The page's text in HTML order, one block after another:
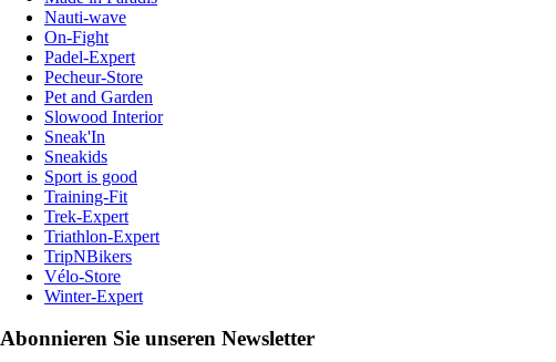
Nauti-wave
On-Fight
Padel-Expert
Pecheur-Store
Pet and Garden
Slowood Interior
Sneak'In
Sneakids
Sport is good
Training-Fit
Trek-Expert
Triathlon-Expert
TripNBikers
Vélo-Store
Winter-Expert
Abonnieren Sie unseren Newsletter